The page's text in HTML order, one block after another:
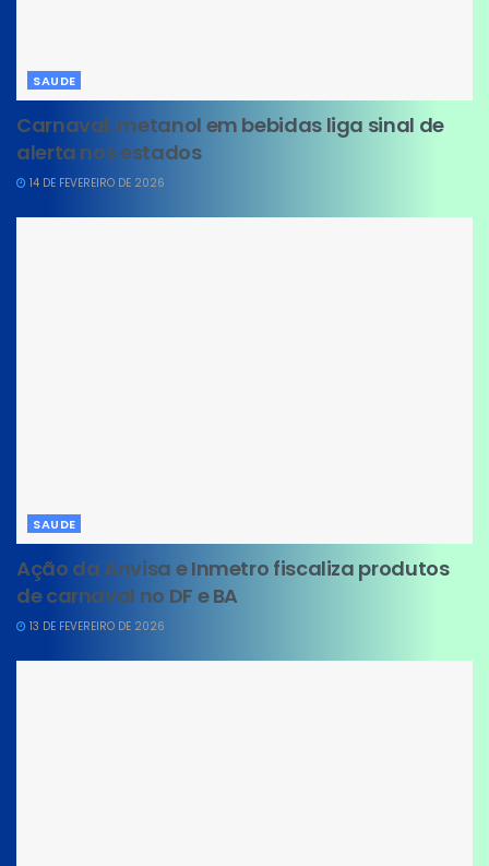
SAUDE
Carnaval: metanol em bebidas liga sinal de
alerta nos estados
14 DE FEVEREIRO DE 2026
SAUDE
Ação da Anvisa e Inmetro fiscaliza produtos
de carnaval no DF e BA
13 DE FEVEREIRO DE 2026